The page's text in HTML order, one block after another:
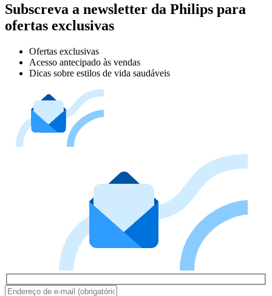
Subscreva a newsletter da Philips para
ofertas exclusivas
Ofertas exclusivas
Acesso antecipado às vendas
Dicas sobre estilos de vida saudáveis